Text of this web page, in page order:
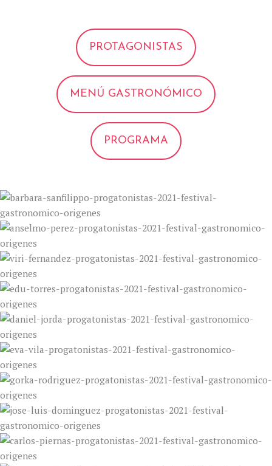
PROTAGONISTAS
MENÚ GASTRONÓMICO
PROGRAMA